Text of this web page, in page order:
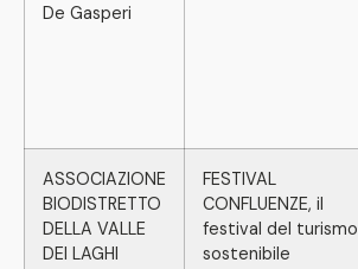
De Gasperi
ASSOCIAZIONE
BIODISTRETTO
DELLA VALLE
DEI LAGHI
FESTIVAL
CONFLUENZE, il
festival del turismo
sostenibile